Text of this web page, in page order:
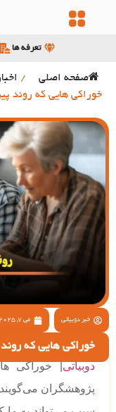
تعرفه ها
صفحه اصلی / اخبار
خوراکی هایی که روند
خبر دوبیاتی می 7, 2025
خوراکی هایی که
دوبیاتی| خوراکی
پژوهشگران